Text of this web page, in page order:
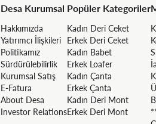
Desa Kurumsal
Hakkımızda
Yatırımcı İlişkileri
Politikamız
Sürdürülebilirlik
Kurumsal Satış
E-Fatura
About Desa
Investor Relations
Popüler Kategoriler
Kadın Deri Ceket
Erkek Deri Ceket
Kadın Babet
Erkek Loafer
Kadın Çanta
Erkek Çanta
Kadın Deri Mont
Erkek Deri Mont